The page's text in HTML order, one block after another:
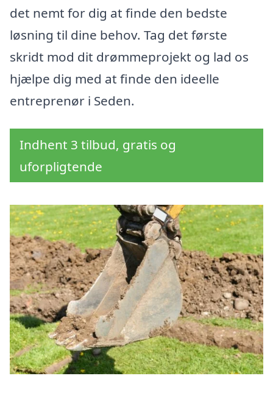
det nemt for dig at finde den bedste
løsning til dine behov. Tag det første
skridt mod dit drømmeprojekt og lad os
hjælpe dig med at finde den ideelle
entreprenør i Seden.
Indhent 3 tilbud, gratis og
uforpligtende